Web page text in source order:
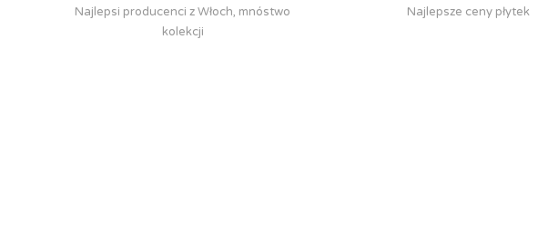
Najlepsi producenci z Włoch, mnóstwo
kolekcji
Najlepsze ceny płytek